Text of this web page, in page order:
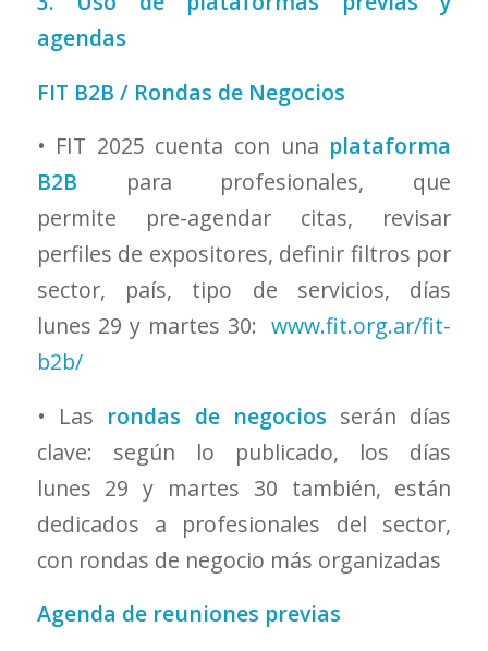
agendas
FIT B2B / Rondas de Negocios
• FIT 2025 cuenta con una plataforma
B2B para profesionales, que
permite pre-agendar citas, revisar
perfiles de expositores, definir filtros por
sector, país, tipo de servicios, días
lunes 29 y martes 30:www.fit.org.ar/fit-
b2b/
• Las rondas de negocios serán días
clave: según lo publicado, los días
lunes 29 y martes 30 también, están
dedicados a profesionales del sector,
con rondas de negocio más organizadas
Agenda de reuniones previas